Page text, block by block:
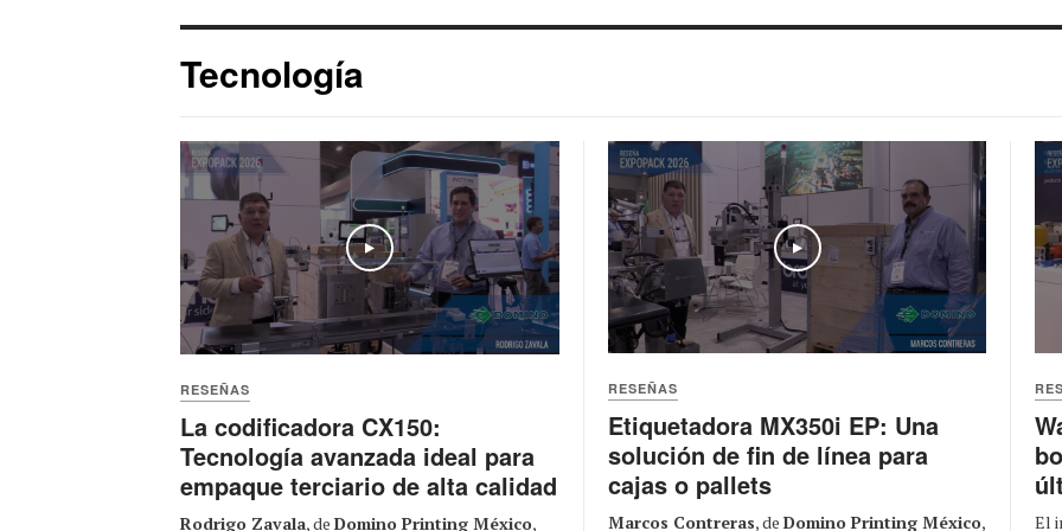
Tecnología
Play
RESEÑAS
La codificadora CX150:
Tecnología avanzada ideal para
empaque terciario de alta calidad
Rodrigo Zavala, de Domino Printing México,
Play
RESEÑAS
Etiquetadora MX350i EP: Una
solución de fin de línea para
cajas o pallets
Marcos Contreras, de Domino Printing México, El